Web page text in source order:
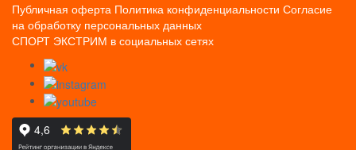
Публичная оферта Политика конфиденциальности Согласие
на обработку персональных данных
СПОРТ ЭКСТРИМ в социальных сетях